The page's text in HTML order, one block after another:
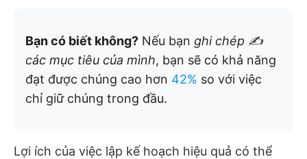
Bạn có biết không? Nếu bạn ghi chép ✍️
các mục tiêu của mình, bạn sẽ có khả năng
đạt được chúng cao hơn 42% so với việc
chỉ giữ chúng trong đầu.
Lợi ích của việc lập kế hoạch hiệu quả có thể